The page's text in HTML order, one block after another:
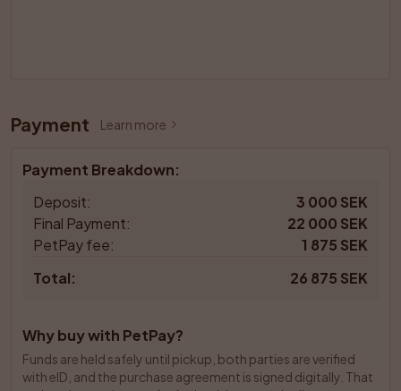
Payment Learn more
Payment Breakdown:
Deposit:
3 000 SEK
Final Payment:
22 000 SEK
PetPay fee:
1 875 SEK
Total: 26 875 SEK
Why buy with PetPay?
Funds are held safely until pickup, both parties are verified
with eID, and the purchase agreement is signed digitally. That